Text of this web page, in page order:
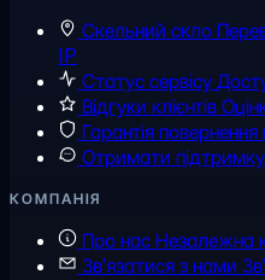
Скельний скло
IP
Статус сервісу
Відгуки клієнтів
Гарантія повернення
Отримати підтримку
КОМПАНІЯ
Про насНезалежна
Зв'язатися з нами